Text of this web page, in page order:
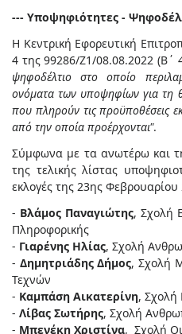
--- Υποψηφιότητες -
Η Κεντρική Εφορευτική
4 της 99286/Ζ1/08.08.2022 (Β΄
ψηφοδέλτιο στο οποίο
ονόματα των υποψηφίων για τη
που πληρούν τις προϋποθέσεις
από την οποία προέρχονται".
Σύμφωνα με τα ανωτέρω και
της τελικής λίστας
εκλογές της 23ης Φεβρουαρίου
- Βλάμος Παναγιώτης, Σχολή
Πληροφορικής
- Γιαρένης Ηλίας, Σχολή
- Δημητριάδης Δήμος, Σχολή
Τεχνών
- Καμπάση Αικατερίνη, Σχολή
- Λίβας Σωτήρης, Σχολή
- Μπενέκη Χριστίνα, Σχολή